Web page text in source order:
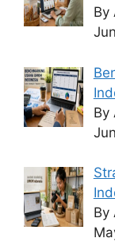
By
By
By